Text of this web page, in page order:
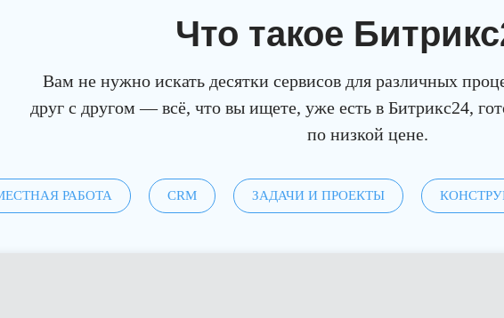
Что такое Битрикс
Вам не нужно искать десятки сервисов для различных
друг с другом — всё, что вы ищете, уже есть в Битрикс24,
по низкой цене.
РАБОТА CRM ЗАДАЧИ И ПРОЕКТЫ